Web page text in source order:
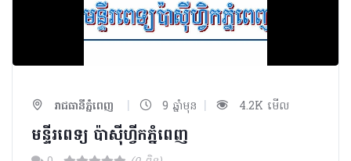
រាជធានីភ្នំពេញ | 9 ឆ្នាំមុន | 4.2K មើល
មន្ទីរពេទ្យ ប៉ាស៊ីហ្វីកភ្នំពេញ